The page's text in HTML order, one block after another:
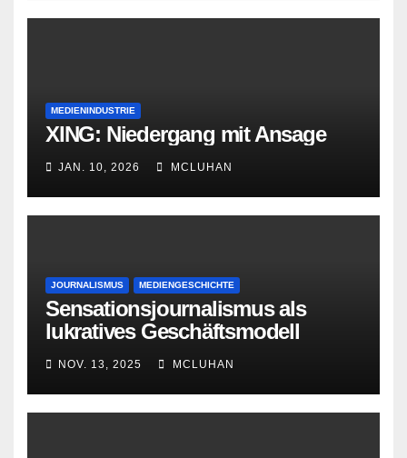
MEDIENINDUSTRIE
XING: Niedergang mit Ansage
JAN. 10, 2026 MCLUHAN
JOURNALISMUS MEDIENGESCHICHTE
Sensationsjournalismus als
lukratives Geschäftsmodell
NOV. 13, 2025 MCLUHAN